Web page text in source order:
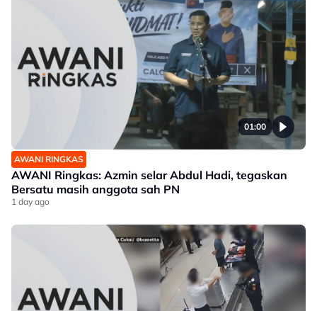
01:00
AWANI RINGKAS
AWANI Ringkas: Azmin selar Abdul Hadi, tegaskan
Bersatu masih anggota sah PN
1 day ago